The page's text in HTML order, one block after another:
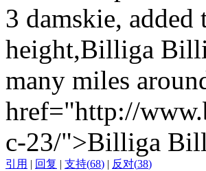
3 damskie,
height,Billiga
many miles
href="http://
c-23/">Billiga
引用 | 回复 | 支持(68) | 反对(38)